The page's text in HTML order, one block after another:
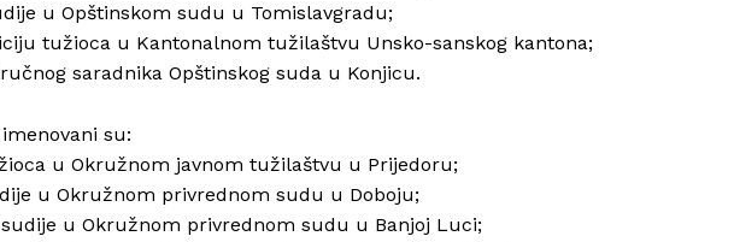
u Opštinskom sudu u Tomislavgradu;
tužioca u Kantonalnom tužilaštvu Unsko-sanskog kantona;
saradnika Opštinskog suda u Konjicu.
su:
u Okružnom javnom tužilaštvu u Prijedoru;
u Okružnom privrednom sudu u Doboju;
sudije u Okružnom privrednom sudu u Banjoj Luci;